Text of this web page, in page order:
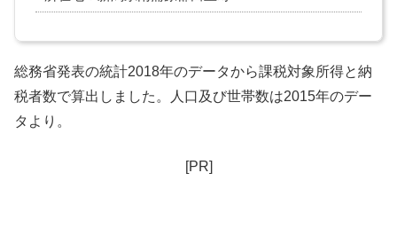
総務省発表の統計2018年のデータから課税対象所得と納
税者数で算出しました。人口及び世帯数は2015年のデー
タより。
[PR]